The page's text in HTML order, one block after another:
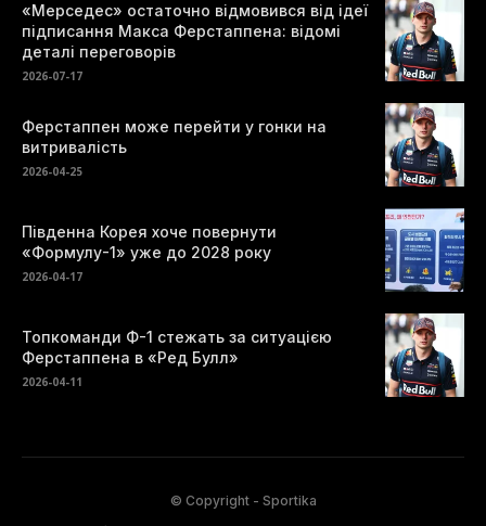
«Мерседес» остаточно відмовився від ідеї
підписання Макса Ферстаппена: відомі
деталі переговорів
2026-07-17
Ферстаппен може перейти у гонки на
витривалість
2026-04-25
Південна Корея хоче повернути
«Формулу-1» уже до 2028 року
2026-04-17
Топкоманди Ф-1 стежать за ситуацією
Ферстаппена в «Ред Булл»
2026-04-11
© Copyright - Sportika